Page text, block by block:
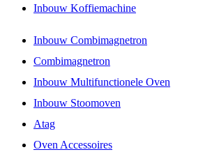
Inbouw Koffiemachine
Inbouw Combimagnetron
Combimagnetron
Inbouw Multifunctionele Oven
Inbouw Stoomoven
Atag
Oven Accessoires